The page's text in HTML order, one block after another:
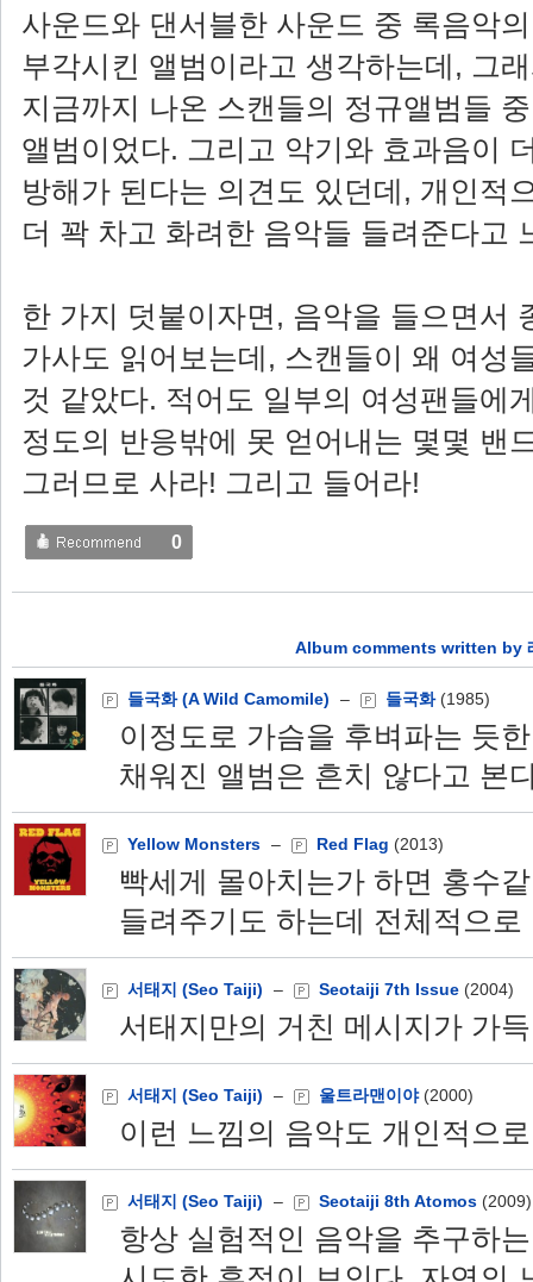
사운드와 댄서블한 사운드 중 록음악
부각시킨 앨범이라고 생각하는데, 그
지금까지 나온 스캔들의 정규앨범들
앨범이었다. 그리고 악기와 효과음이
방해가 된다는 의견도 있던데, 개인적
더 꽉 차고 화려한 음악들 들려준다고
한 가지 덧붙이자면, 음악을 들으면서
가사도 읽어보는데, 스캔들이 왜 여성
것 같았다. 적어도 일부의 여성팬들에
정도의 반응밖에 못 얻어내는 몇몇 밴
그러므로 사라! 그리고 들어라!
0
Album comments written by
들국화 (A Wild Camomile) – 들국화(1985)
이정도로 가슴을 후벼파는 듯
채워진 앨범은 흔치 않다고 본
Yellow Monsters – Red Flag (2013)
빡세게 몰아치는가 하면 홍수
들려주기도 하는데 전체적으
서태지 (Seo Taiji) – Seotaiji 7th Issue (2004)
서태지만의 거친 메시지가 가
서태지 (Seo Taiji) – 울트라맨이야(2000)
이런 느낌의 음악도 개인적으
서태지 (Seo Taiji) – Seotaiji 8th Atomos (2009)
항상 실험적인 음악을 추구하